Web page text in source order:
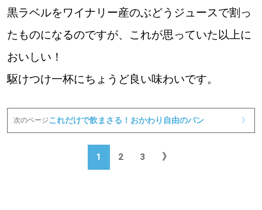
黒ラベルをワイナリー産のぶどうジュースで割っ
たものになるのですが、これが思っていた以上に
おいしい！
駆けつけ一杯にちょうど良い味わいです。
次のページこれだけで飲まさる！おかわり自由のパン 》
1 2 3 》